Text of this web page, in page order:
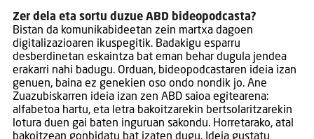
Zer dela eta sortu duzue ABD bideopodcasta?
Bistan da komunikabideetan zein martxa dagoen
digitalizazioaren ikuspegitik. Badakigu esparru
desberdinetan eskaintza bat eman behar dugula jendea
erakarri nahi badugu. Orduan, bideopodcastaren ideia izan
genuen, baina ez genekien oso ondo nondik jo. Ane
Zuazubiskarren ideia izan zen ABD saioa egitearena:
alfabetoa hartu, eta letra bakoitzarekin bertsolaritzarekin
lotura duen gai baten inguruan sakondu. Horretarako, atal
bakoitzean gonbidatu bat izaten dugu. Ideia gustatu